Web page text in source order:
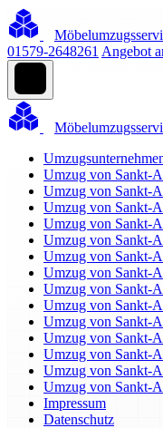
01579-2648261 Angebot
Umzug von Sankt-
Umzug von Sankt-
Umzug von Sankt-
Umzug von Sankt-
Umzug von Sankt-
Umzug von Sankt-
Umzug von Sankt-
Umzug von Sankt-
Umzug von Sankt-
Umzug von Sankt-
Umzug von Sankt-
Umzug von Sankt-
Umzug von Sankt-
Umzug von Sankt-
Impressum
Datenschutz